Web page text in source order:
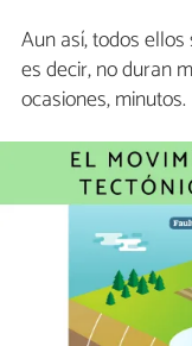
Aun así, todos
es decir, no duran
ocasiones, minutos.